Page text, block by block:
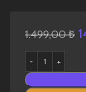
1.499,00₺